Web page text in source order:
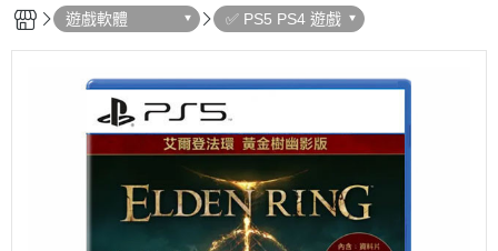
遊戲軟體 ✅ PS5 PS4 遊戲